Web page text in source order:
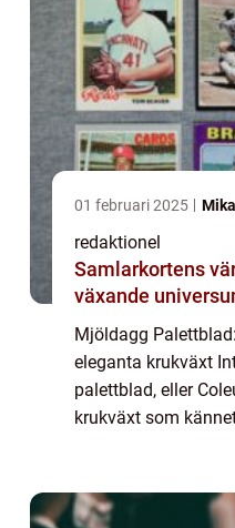
01 februari 2025
redaktionel
Samlarkortens
växande
Mjöldagg
eleganta krukväxt
palettblad, eller
krukväxt som